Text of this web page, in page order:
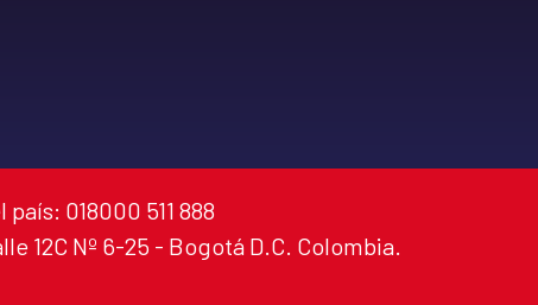
018000 511 888
12C Nº 6-25 - Bogotá D.C. Colombia.